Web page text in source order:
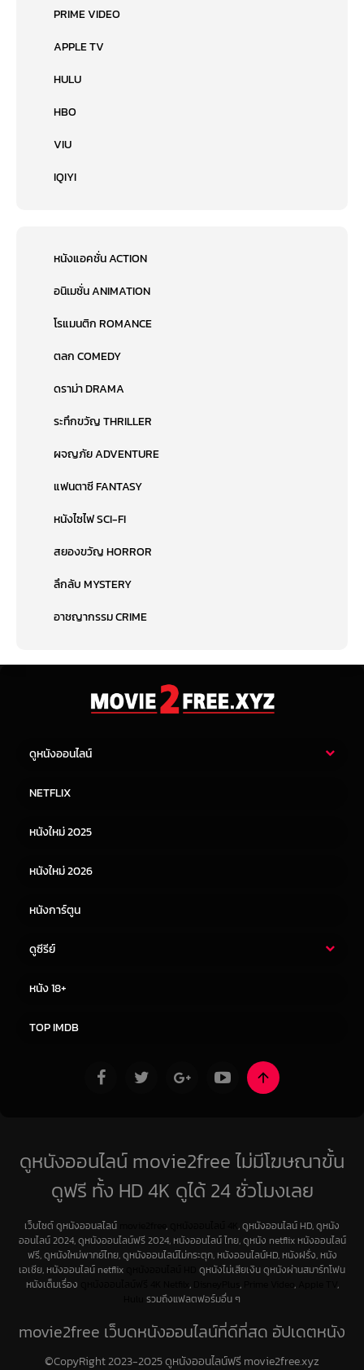
PRIME VIDEO
APPLE TV
HULU
HBO
VIU
IQIYI
หนังแอคชั่น ACTION
อนิเมชั่น ANIMATION
โรแมนติก ROMANCE
ตลก COMEDY
ดราม่า DRAMA
ระทึกขวัญ THRILLER
ผจญภัย ADVENTURE
แฟนตาซี FANTASY
หนังไซไฟ SCI-FI
สยองขวัญ HORROR
ลึกลับ MYSTERY
อาชญากรรม CRIME
ดูหนังออนไลน์
หนังจีน
NETFLIX
หนังใหม่ 2025
หนังใหม่ 2026
หนังการ์ตูน
ดูซีรีย์
หนัง 18+
TOP IMDB
ดูหนังออนไลน์ movie2free ไม่มีโฆษณาขั้น
ดูฟรี ทั้ง HD 4K ดูได้ 24 ชั่วโมงเลย
เว็บไซต์ ดูหนังออนลไลน์ ,
, ดูหนังออนไลน์ HD, ดูหนัง
ออนไลน์ 2024, ดูหนังออนไลน์ฟรี 2024, หนังออนไลน์ ไทย, ดูหนัง netflix หนังออนไลน์
ฟรี, ดูหนังใหม่พากย์ไทย, ดูหนังออนไลน์ไม่กระตุก, หนังออนไลน์HD, หนังฝรั่ง, หนัง
เอเชีย, หนังออนไลน์ netflix
ดูหนังไม่เสียเงิน ดูหนังผ่านสมาร์ทโฟน
หนังเต็มเรื่อง
, , ,
,
รวมถึงแฟลตฟอร์มอื่น ๆ
movie2free เว็บดูหนังออนไลน์ที่ดีที่สุด อัปเดตหนัง
ใหม่ทุกวัน
©CopyRight 2023-2025 ดูหนังออนไลน์ฟรี movie2free.xyz